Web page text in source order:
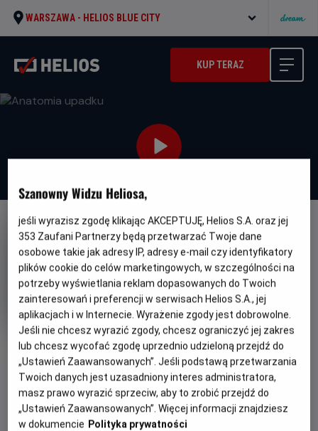
WARSZAWA - HELIOS BLUE CITY
KUP TERAZ
NAPISY
OBSERWUJ
Anatomia upadku
Oryginalny
tytuł
Anatomie d'une chute Gatunek
Thriller / Kryminał
Minimalny
wiek
Od 15 lat
Czas
trwania
150 min
Kraj
i
rok
produkcji
Francja (2023)
OCENA HELIOS
7.8
PREMIERA
23 lutego 2024
WIĘCEJ SZCZEGÓŁÓW
Szanowny Widzu Heliosa,
jeśli wyrazisz zgodę klikając AKCEPTUJĘ, Helios S.A. oraz jej
353 Zaufani Partnerzy będą przetwarzać Twoje dane
osobowe takie jak adresy IP, adresy e-mail czy identyfikatory
plików cookie do celów marketingowych, w szczególności na
potrzeby wyświetlania reklam dopasowanych do Twoich
zainteresowań i preferencji w serwisach Helios S.A., jej
aplikacjach i w Internecie. Wyrażenie zgody jest dobrowolne.
Jeśli nie chcesz wyrazić zgody, chcesz ograniczyć jej zakres
lub chcesz wycofać zgodę uprzednio udzieloną przejdź do
„Ustawień Zaawansowanych”. Jeśli podstawą przetwarzania
Twoich danych jest uzasadniony interes administratora,
masz prawo wyrazić sprzeciw, aby to zrobić przejdź do
„Ustawień Zaawansowanych”. Więcej informacji znajdziesz
w dokumencie Polityka prywatności